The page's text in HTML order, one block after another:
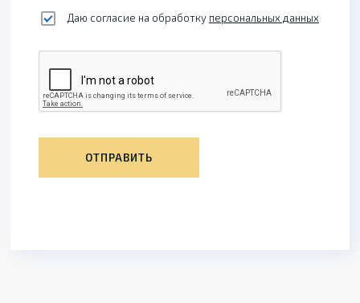
Даю согласие на обработку персональных данных
ОТПРАВИТЬ